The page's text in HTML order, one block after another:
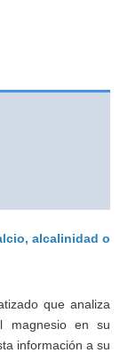
alcalinidad o
que analiza
magnesio en su
información a su